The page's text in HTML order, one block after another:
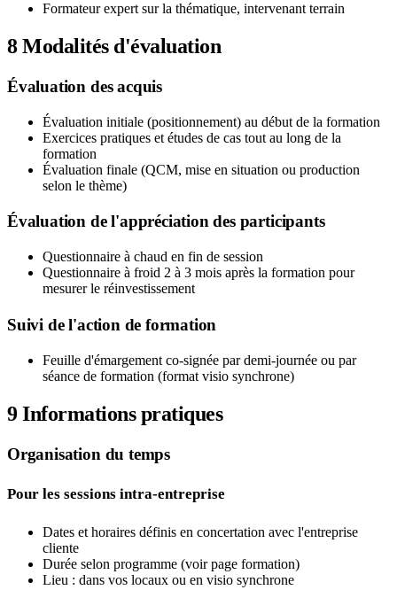
Formateur expert sur la thématique, intervenant terrain
8Modalités d'évaluation
Évaluation des acquis
Évaluation initiale (positionnement) au début de la formation
Exercices pratiques et études de cas tout au long de la
formation
Évaluation finale (QCM, mise en situation ou production
selon le thème)
Évaluation de l'appréciation des participants
Questionnaire à chaud en fin de session
Questionnaire à froid 2 à 3 mois après la formation pour
mesurer le réinvestissement
Suivi de l'action de formation
Feuille d'émargement co-signée par demi-journée ou par
séance de formation (format visio synchrone)
9Informations pratiques
Organisation du temps
Pour les sessions intra-entreprise
Dates et horaires définis en concertation avec l'entreprise
cliente
Durée selon programme (voir page formation)
Lieu : dans vos locaux ou en visio synchrone